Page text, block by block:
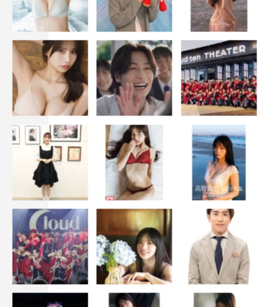
るクスッと笑えるヒューマンコメディドラマ。
番組情報
木ドラ24『姪のメイ』
テレビ東京系：2023年9月7日スタート 毎週木曜 深夜0
時30分～1時
BSテレ東・BSテレ東4K：9月12日スタート 毎週火曜
深夜0時～0時30分
福島テレビ：放送日未定
配信：動画配信サービス「U-NEXT」にて各話放送直後よ
り順次見放題配信スタート
広告付き無料配信サービス「ネットもテレ東」 (テレビ東
京HP・TVer) にて見逃し配信
主演：本郷奏多、大沢一菜
監督：清水康彦、大内田龍馬
脚本：小川康弘
音楽：會田茂一